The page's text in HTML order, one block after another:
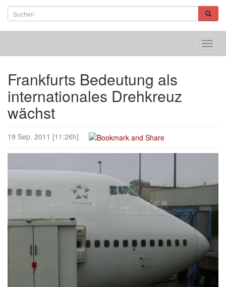
Frankfurts Bedeutung als
internationales Drehkreuz
wächst
19 Sep. 2011 [11:26h]